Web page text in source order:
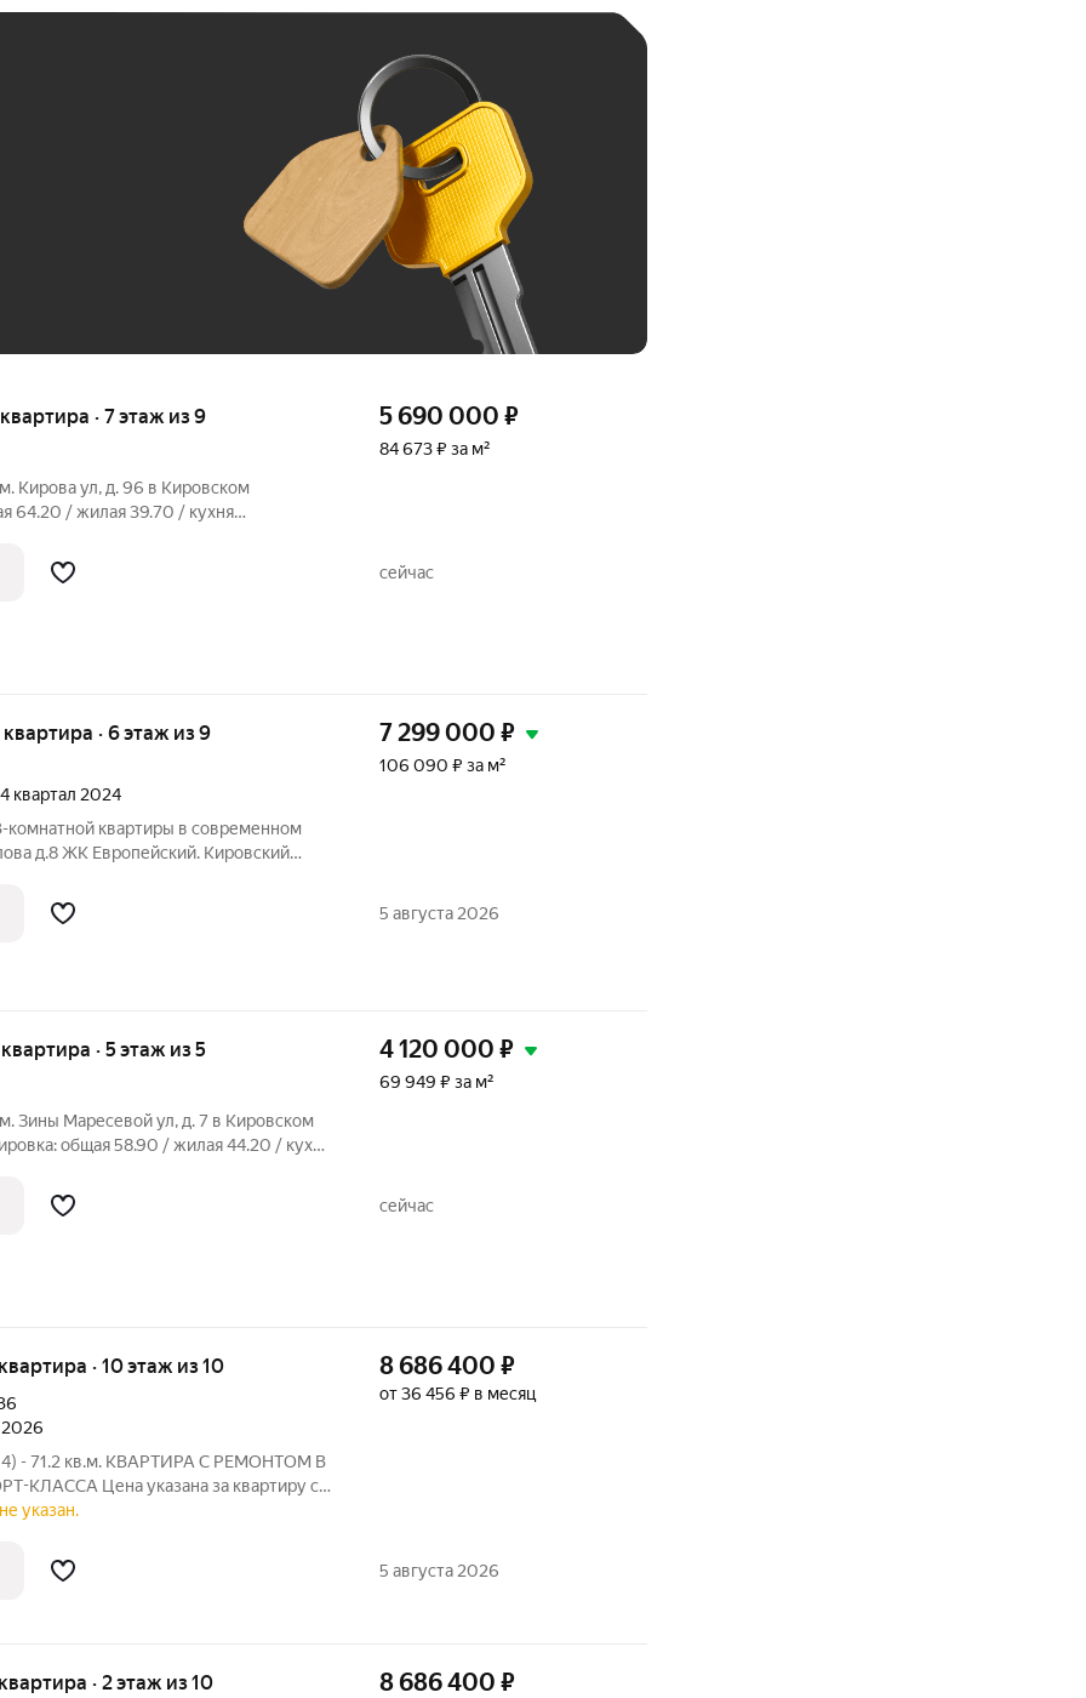
· 7 этаж из 9
Кирова ул, д. 96 в Кировском
64.20 / жилая 39.70 / кухня
потолки. Пластиковые окна. На
5 690 000 ₽
84 673 ₽ за м²
сейчас
квартира · 6 этаж из 9
квартал 2024
квартиры в современном
д.8 ЖК Европейский. Кировский
расположение
7 299 000 ₽
106 090 ₽ за м²
5 августа 2026
· 5 этаж из 5
Зины Маресевой ул, д. 7 в Кировском
общая 58.90 / жилая 44.20 / кухня
На полу линолеум. Установлены
4 120 000 ₽
69 949 ₽ за м²
сейчас
· 10 этаж из 10
2026
- 71.2 кв.м. КВАРТИРА С РЕМОНТОМ В
КЛАССА Цена указана за квартиру с
приобрести эту квартиру с черновой
8 686 400 ₽
от 36 456 ₽ в месяц
указан.
5 августа 2026
· 2 этаж из 10 8 686 400 ₽